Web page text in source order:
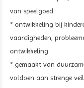
van speelgoed
* ontwikkeling bij
vaardigheden,
ontwikkeling
* gemaakt van
voldoen aan strenge